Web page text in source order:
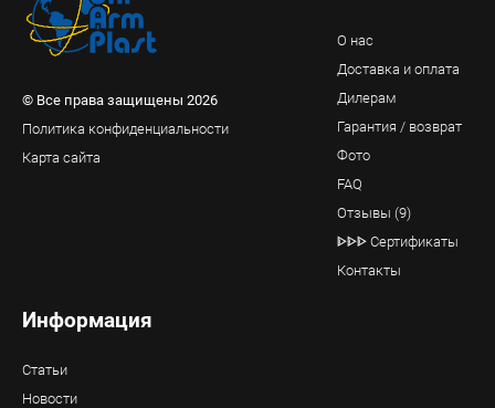
© Все права защищены 2026
Политика конфиденциальности
Карта сайта
О нас
Доставка и оплата
Дилерам
Гарантия / возврат
Фото
FAQ
Отзывы (9)
ᐈᐈᐈ Сертификаты
Контакты
Информация
Статьи
Новости